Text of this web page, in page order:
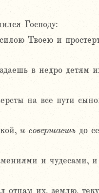
Господу:
Твоею и
в недро детям
на все пути
и совершаешь до
и
отцам их, землю,